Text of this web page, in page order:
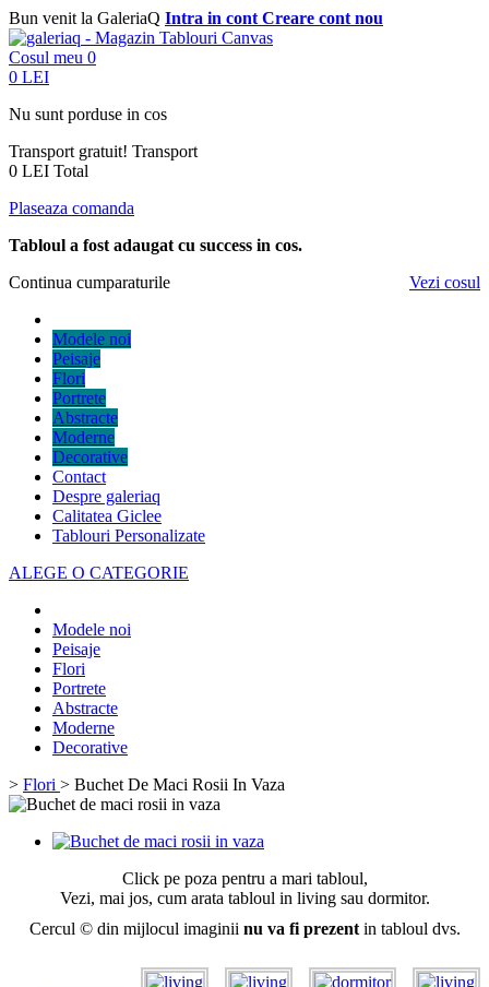
Bun venit la GaleriaQ Intra in cont Creare cont nou
Cosul meu 0
0 LEI
Nu sunt porduse in cos
Transport gratuit! Transport
0 LEI Total
Plaseaza comanda
Tabloul a fost adaugat cu success in cos.
Continua cumparaturile
Vezi cosul
Modele noi
Peisaje
Flori
Portrete
Abstracte
Moderne
Decorative
Contact
Despre galeriaq
Calitatea Giclee
Tablouri Personalizate
ALEGE O CATEGORIE
Modele noi
Peisaje
Flori
Portrete
Abstracte
Moderne
Decorative
> Flori > Buchet De Maci Rosii In Vaza
Click pe poza pentru a mari tabloul,
Vezi, mai jos, cum arata tabloul in living sau dormitor.
Cercul © din mijlocul imaginii nu va fi prezentin tabloul dvs.